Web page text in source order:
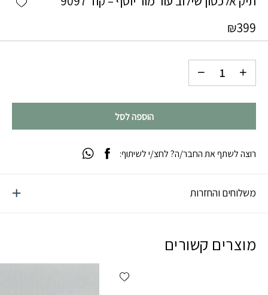
₪399
הוספה לסל
משלוחים והחזרות
רוצה לשתף את החבר/ה? לחצ/י לשיתוף:
מוצרים קשורים
Add wishlist